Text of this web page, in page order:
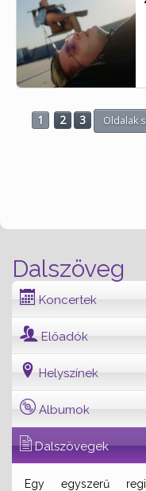
Dalszöveg
Koncertek
Előadók
Helyszínek
Albumok
Dalszövegek
Egy egyszerű
1 2 3 Oldalak